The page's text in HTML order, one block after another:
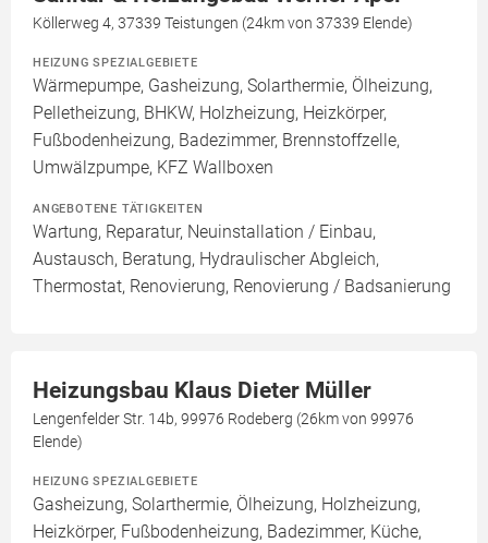
Köllerweg 4, 37339 Teistungen (24km von 37339 Elende)
HEIZUNG SPEZIALGEBIETE
Wärmepumpe, Gasheizung, Solarthermie, Ölheizung,
Pelletheizung, BHKW, Holzheizung, Heizkörper,
Fußbodenheizung, Badezimmer, Brennstoffzelle,
Umwälzpumpe, KFZ Wallboxen
ANGEBOTENE TÄTIGKEITEN
Wartung, Reparatur, Neuinstallation / Einbau,
Austausch, Beratung, Hydraulischer Abgleich,
Thermostat, Renovierung, Renovierung / Badsanierung
Heizungsbau Klaus Dieter Müller
Lengenfelder Str. 14b, 99976 Rodeberg (26km von 99976
Elende)
HEIZUNG SPEZIALGEBIETE
Gasheizung, Solarthermie, Ölheizung, Holzheizung,
Heizkörper, Fußbodenheizung, Badezimmer, Küche,